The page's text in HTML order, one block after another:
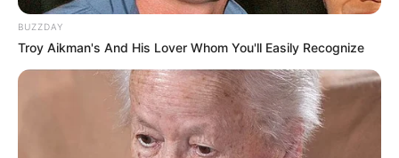
BUZZDAY
Troy Aikman's And His Lover Whom You'll Easily Recognize